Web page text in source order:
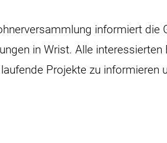
informiert die
in Wrist. Alle
Projekte zu informieren